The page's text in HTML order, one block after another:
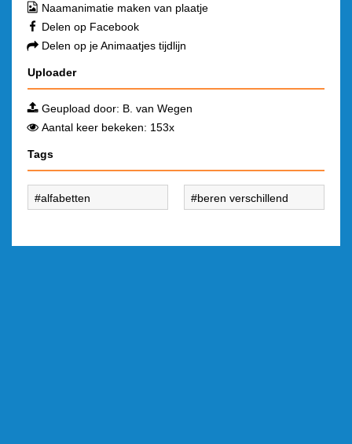
Naamanimatie maken van plaatje
Delen op Facebook
Delen op je Animaatjes tijdlijn
Uploader
Geupload door: B. van Wegen
Aantal keer bekeken: 153x
Tags
alfabetten beren verschillend